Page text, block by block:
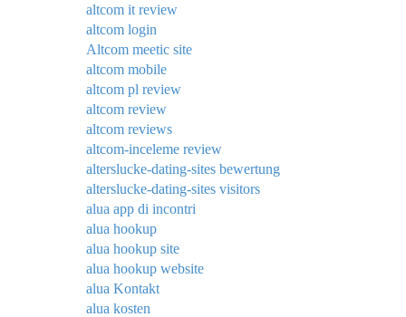
altcom it review
altcom login
Altcom meetic site
altcom mobile
altcom pl review
altcom review
altcom reviews
altcom-inceleme review
alterslucke-dating-sites bewertung
alterslucke-dating-sites visitors
alua app di incontri
alua hookup
alua hookup site
alua hookup website
alua Kontakt
alua kosten